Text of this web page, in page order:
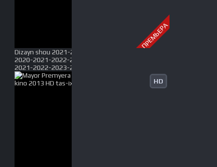
ПРЕМЬЕРА
Dizayn shou 2021-2022 / Dizayn jamoasi konserti
2020-2021-2022-2023 yil / Дизайн шоу 2020-
2021-2022-2023-2024-2025 Full HD tas-ix skachat
HD